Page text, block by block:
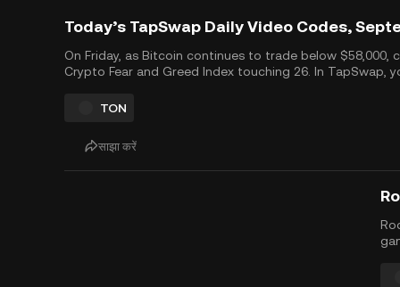
Today’s TapSwap Daily Video Codes,
On Friday, as Bitcoin continues to trade below
Crypto Fear and Greed Index touching 26. In
TON
साझा करें